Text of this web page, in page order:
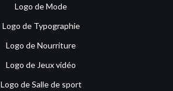
Logo de Mode
Logo de Typographie
Logo de Nourriture
Logo de Jeux vidéo
Logo de Salle de sport